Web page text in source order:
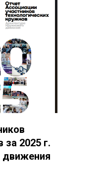
за 2025 г.
движения